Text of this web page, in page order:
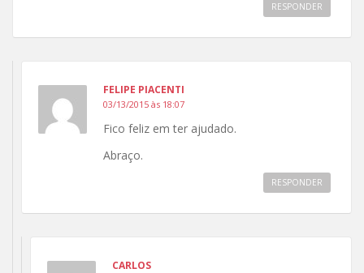
RESPONDER
FELIPE PIACENTI
03/13/2015 às 18:07
Fico feliz em ter ajudado.
Abraço.
RESPONDER
CARLOS